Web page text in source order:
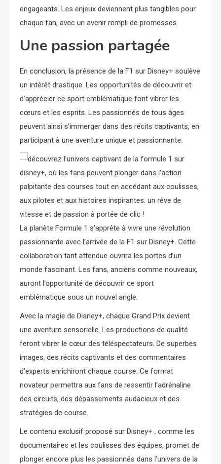
engageants. Les enjeux deviennent plus tangibles pour
chaque fan, avec un avenir rempli de promesses.
Une passion partagée
En conclusion, la présence de la F1 sur Disney+ soulève
un intérêt drastique. Les opportunités de découvrir et
d’apprécier ce sport emblématique font vibrer les
cœurs et les esprits. Les passionnés de tous âges
peuvent ainsi s’immerger dans des récits captivants, en
participant à une aventure unique et passionnante.
La planète Formule 1 s’apprête à vivre une révolution
passionnante avec l’arrivée de la F1 sur Disney+. Cette
collaboration tant attendue ouvrira les portes d’un
monde fascinant. Les fans, anciens comme nouveaux,
auront l’opportunité de découvrir ce sport
emblématique sous un nouvel angle.
Avec la magie de Disney+, chaque Grand Prix devient
une aventure sensorielle. Les productions de qualité
feront vibrer le cœur des téléspectateurs. De superbes
images, des récits captivants et des commentaires
d’experts enrichiront chaque course. Ce format
novateur permettra aux fans de ressentir l’adrénaline
des circuits, des dépassements audacieux et des
stratégies de course.
Le contenu exclusif proposé sur Disney+ , comme les
documentaires et les coulisses des équipes, promet de
plonger encore plus les passionnés dans l’univers de la